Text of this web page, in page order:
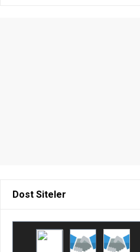
Dost Siteler